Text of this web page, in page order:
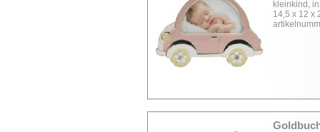
kleinkind,
14,5 x 12 x